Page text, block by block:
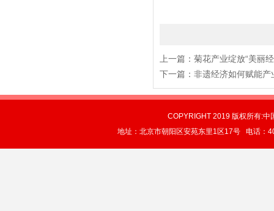
上一篇： 菊花产业绽放“美丽
下一篇： 非遗经济如何赋能产
COPYRIGHT 2019 版权所有:
地址：北京市朝阳区安苑东里1区17号 电话